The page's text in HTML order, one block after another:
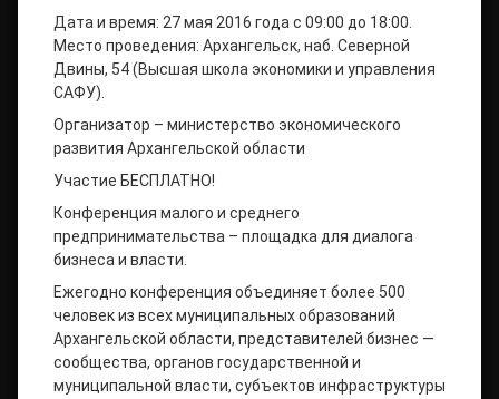
Дата и время: 27 мая 2016 года с 09:00 до 18:00.
Место проведения: Архангельск, наб. Северной
Двины, 54 (Высшая школа экономики и управления
САФУ).
Организатор – министерство экономического
развития Архангельской области
Участие БЕСПЛАТНО!
Конференция малого и среднего
предпринимательства – площадка для диалога
бизнеса и власти.
Ежегодно конференция объединяет более 500
человек из всех муниципальных образований
Архангельской области, представителей бизнес —
сообщества, органов государственной и
муниципальной власти, субъектов инфраструктуры